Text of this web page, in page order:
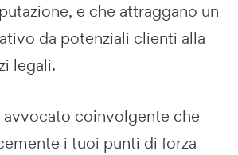
e che attraggano un
da potenziali clienti alla
legali.
coinvolgente che
i tuoi punti di forza